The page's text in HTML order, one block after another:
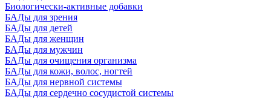
Биологически-активные добавки
БАДы для зрения
БАДы для детей
БАДы для женщин
БАДы для мужчин
БАДы для очищения организма
БАДы для кожи, волос, ногтей
БАДы для нервной системы
БАДы для сердечно сосудистой системы